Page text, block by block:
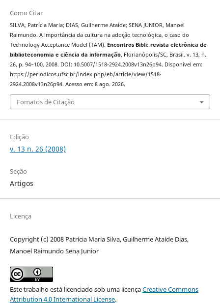
Como Citar
SILVA, Patrícia Maria; DIAS, Guilherme Ataíde; SENA JUNIOR, Manoel
Raimundo. A importância da cultura na adoção tecnológica, o caso do
Technology Acceptance Model (TAM). Encontros Bibli: revista eletrônica de
biblioteconomia e ciência da informação, Florianópolis/SC, Brasil, v. 13, n.
26, p. 94–100, 2008. DOI: 10.5007/1518-2924.2008v13n26p94. Disponível em:
https://periodicos.ufsc.br/index.php/eb/article/view/1518-
2924.2008v13n26p94. Acesso em: 8 ago. 2026.
Fomatos de Citação
Edição
v. 13 n. 26 (2008)
Seção
Artigos
Licença
Copyright (c) 2008 Patrícia Maria Silva, Guilherme Ataíde Dias,
Manoel Raimundo Sena Junior
Este trabalho está licenciado sob uma licençaCreative Commons
Attribution 4.0 International License.